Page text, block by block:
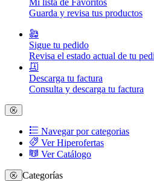
Mi lista de Favoritos
Guarda y revisa tus productos
Sigue tu pedido
Revisa el estado actual de tu
Descarga tu factura
Consulta y descarga tu factura
Navegar por categorias
Ver Hiperofertas
Ver Catálogo
Categorías